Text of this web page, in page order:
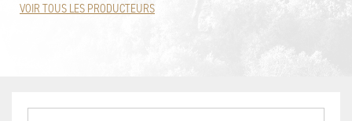
VOIR TOUS LES PRODUCTEURS